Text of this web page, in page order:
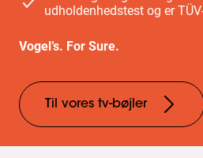
udholdenhedstest og er
Vogel’s. For Sure.
Til vores tv-bøjler